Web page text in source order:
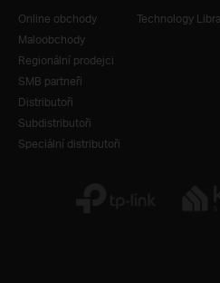
Online obchody
Maloobchody
Regionální prodejci
SMB partneři
Distributoři
Subdistributoři
Speciální distributoři
Technology